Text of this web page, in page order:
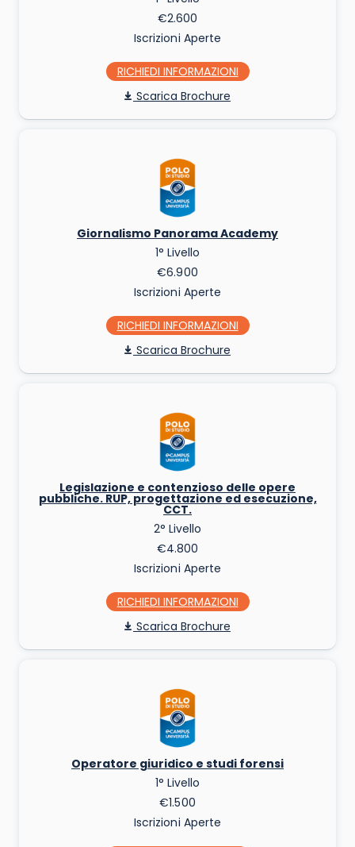
€2.600
Iscrizioni Aperte
RICHIEDI INFO
Scarica Brochure
Giornalismo Panorama Academy
1° Livello
€6.900
Iscrizioni Aperte
RICHIEDI INFO
Scarica Brochure
Legislazione e contenzioso delle opere
pubbliche. RUP, progettazione ed esecuzione,
CCT.
2° Livello
€4.800
Iscrizioni Aperte
RICHIEDI INFO
Scarica Brochure
Operatore giuridico e studi forensi
1° Livello
€1.500
Iscrizioni Aperte